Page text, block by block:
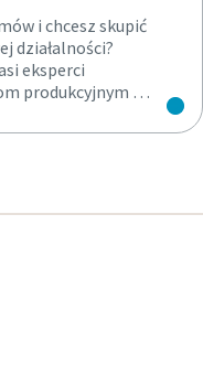
i chcesz skupić
działalności?
eksperci
produkcyjnym na